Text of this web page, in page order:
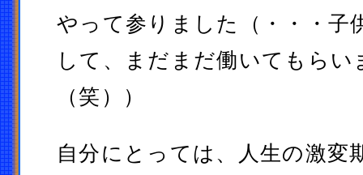
やって参りました（・・・子
して、まだまだ働いてもらい
（笑））
自分にとっては、人生の激変